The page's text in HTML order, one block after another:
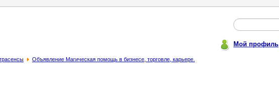
Мой профиль
Объявление Магическая помощь в бизнесе, торговле, карьере.